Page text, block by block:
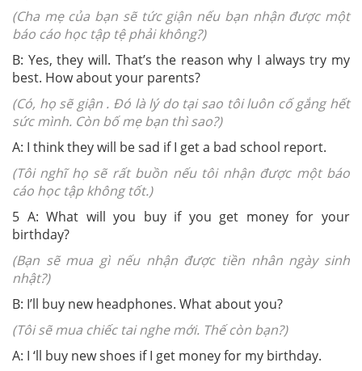
(Cha mẹ của bạn sẽ tức giận nếu bạn nhận được một
báo cáo học tập tệ phải không?)
B: Yes, they will. That’s the reason why I always try my
best. How about your parents?
(Có, họ sẽ giận . Đó là lý do tại sao tôi luôn cố gắng hết
sức mình. Còn bố mẹ bạn thì sao?)
A: I think they will be sad if I get a bad school report.
(Tôi nghĩ họ sẽ rất buồn nếu tôi nhận được một báo
cáo học tập không tốt.)
5 A: What will you buy if you get money for your
birthday?
(Bạn sẽ mua gì nếu nhận được tiền nhân ngày sinh
nhật?)
B: I’ll buy new headphones. What about you?
(Tôi sẽ mua chiếc tai nghe mới. Thế còn bạn?)
A: I ‘ll buy new shoes if I get money for my birthday.